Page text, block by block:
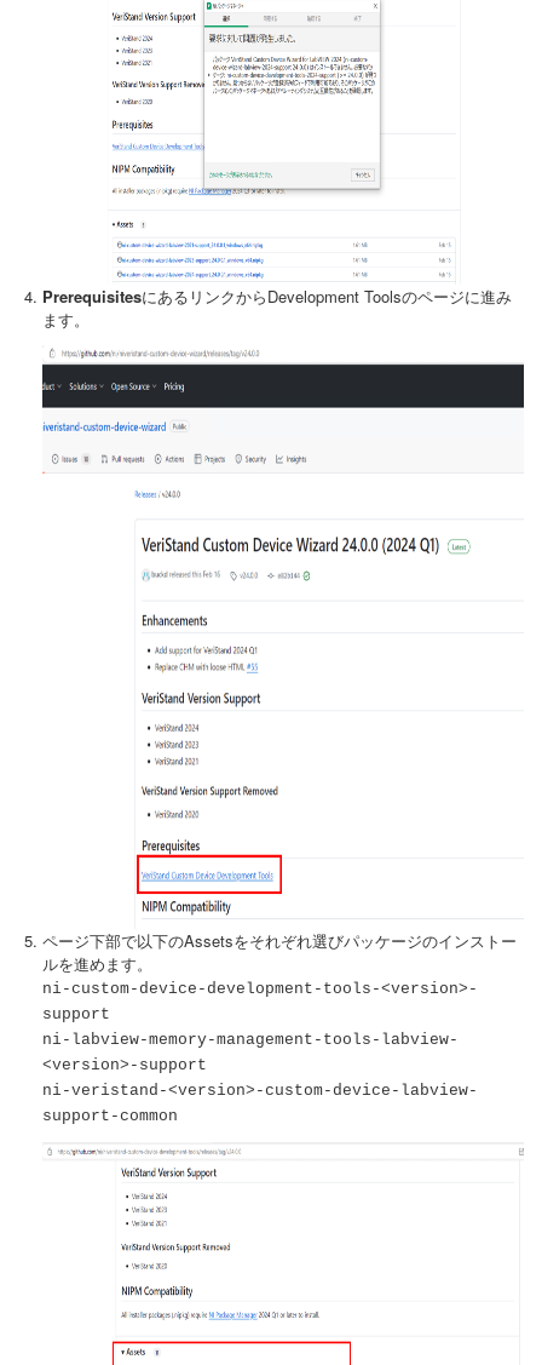
PrerequisitesにあるリンクからDevelopment Toolsのページに進み
ます。
ページ下部で以下のAssetsをそれぞれ選びパッケージのインストー
ルを進めます。
ni-custom-device-development-tools-<version>-
support
ni-labview-memory-management-tools-labview-
<version>-support
ni-veristand-<version>-custom-device-labview-
support-common